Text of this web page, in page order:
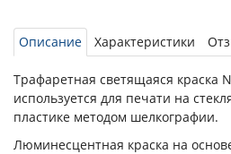
Описание Характеристики
Трафаретная светящаяся краска
используется для печати на
пластике методом шелкографии.
Люминесцентная краска на